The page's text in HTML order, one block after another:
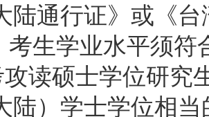
陆通行证》或《
考生学业水平须符
攻读硕士学位研究
陆）学士学位相